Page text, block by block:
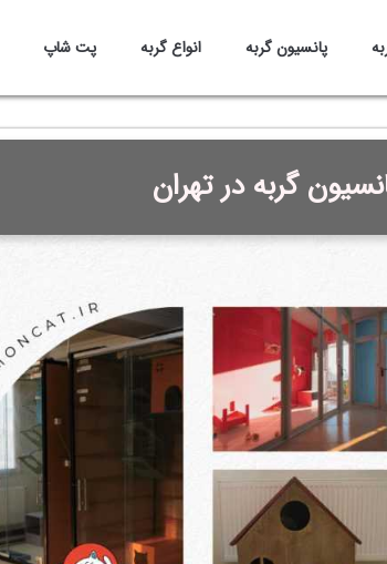
پانسیون گربه انواع گربه پت شاپ
گربه در تهران